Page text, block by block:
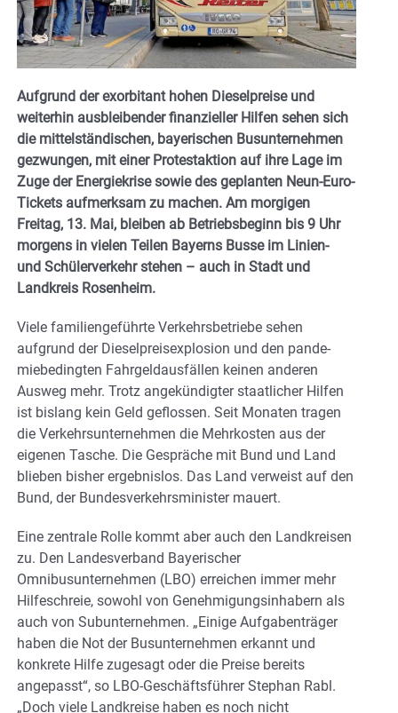
Aufgrund der exorbitant hohen Dieselpreise und
weiterhin ausbleibender finanzieller Hilfen sehen sich
die mittelständischen, bayerischen Busunternehmen
gezwungen, mit einer Protestaktion auf ihre Lage im
Zuge der Energiekrise sowie des geplanten Neun-Euro-
Tickets aufmerksam zu machen. Am morgigen
Freitag, 13. Mai, bleiben ab Betriebsbeginn bis 9 Uhr
morgens in vielen Teilen Bayerns Busse im Linien-
und Schülerverkehr stehen – auch in Stadt und
Landkreis Rosenheim.
Viele familiengeführte Verkehrsbetriebe sehen
aufgrund der Dieselpreisexplosion und den pande-
miebedingten Fahrgeldausfällen keinen anderen
Ausweg mehr. Trotz angekündigter staatlicher Hilfen
ist bislang kein Geld geflossen. Seit Monaten tragen
die Verkehrsunternehmen die Mehrkosten aus der
eigenen Tasche. Die Gespräche mit Bund und Land
blieben bisher ergebnislos. Das Land verweist auf den
Bund, der Bundesverkehrsminister mauert.
Eine zentrale Rolle kommt aber auch den Landkreisen
zu. Den Landesverband Bayerischer
Omnibusunternehmen (LBO) erreichen immer mehr
Hilfeschreie, sowohl von Genehmigungsinhabern als
auch von Subunternehmen. „Einige Aufgabenträger
haben die Not der Busunternehmen erkannt und
konkrete Hilfe zugesagt oder die Preise bereits
angepasst“, so LBO-Geschäftsführer Stephan Rabl.
„Doch viele Landkreise haben es noch nicht